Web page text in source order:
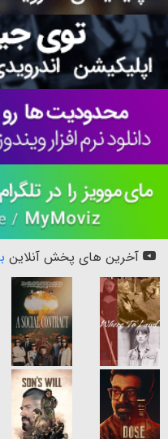
آخرین های پخش آنلاین